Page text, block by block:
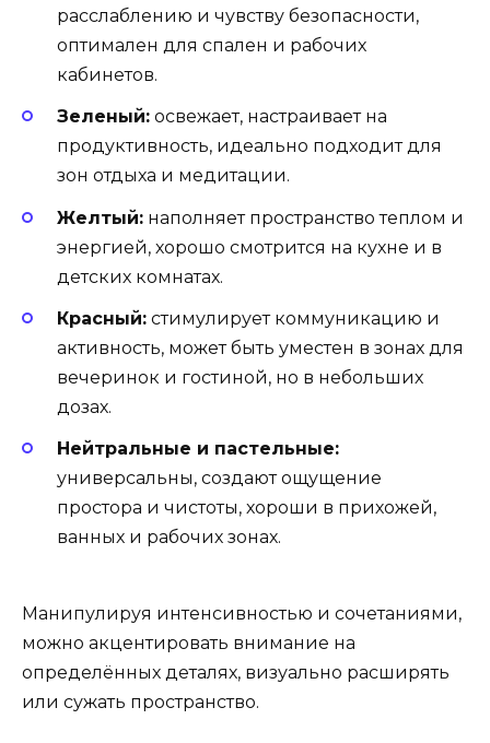
расслаблению и чувству безопасности,
оптимален для спален и рабочих
кабинетов.
Зеленый: освежает, настраивает на
продуктивность, идеально подходит для
зон отдыха и медитации.
Желтый: наполняет пространство теплом и
энергией, хорошо смотрится на кухне и в
детских комнатах.
Красный: стимулирует коммуникацию и
активность, может быть уместен в зонах для
вечеринок и гостиной, но в небольших
дозах.
Нейтральные и пастельные:
универсальны, создают ощущение
простора и чистоты, хороши в прихожей,
ванных и рабочих зонах.
Манипулируя интенсивностью и сочетаниями,
можно акцентировать внимание на
определённых деталях, визуально расширять
или сужать пространство.